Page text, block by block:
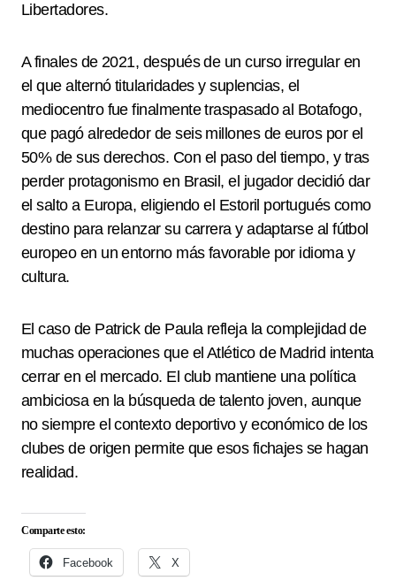
Libertadores.
A finales de 2021, después de un curso irregular en
el que alternó titularidades y suplencias, el
mediocentro fue finalmente traspasado al Botafogo,
que pagó alrededor de seis millones de euros por el
50% de sus derechos. Con el paso del tiempo, y tras
perder protagonismo en Brasil, el jugador decidió dar
el salto a Europa, eligiendo el Estoril portugués como
destino para relanzar su carrera y adaptarse al fútbol
europeo en un entorno más favorable por idioma y
cultura.
El caso de Patrick de Paula refleja la complejidad de
muchas operaciones que el Atlético de Madrid intenta
cerrar en el mercado. El club mantiene una política
ambiciosa en la búsqueda de talento joven, aunque
no siempre el contexto deportivo y económico de los
clubes de origen permite que esos fichajes se hagan
realidad.
Comparte esto:
Facebook X